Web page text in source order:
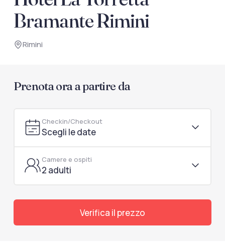
documenti di viaggio.
Accedi / Registrati
Bramante Rimini
Rimini
Prenota ora a partire da
Checkin/Checkout
Scegli le date
Camere e ospiti
2 adulti
Verifica il prezzo